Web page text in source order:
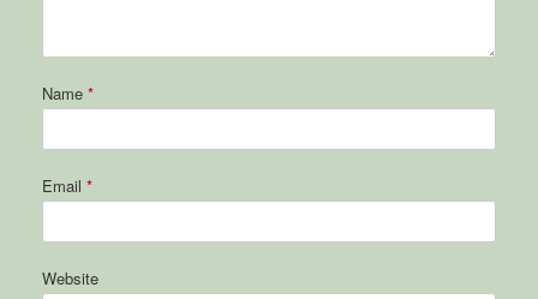
Name *
Email *
Website